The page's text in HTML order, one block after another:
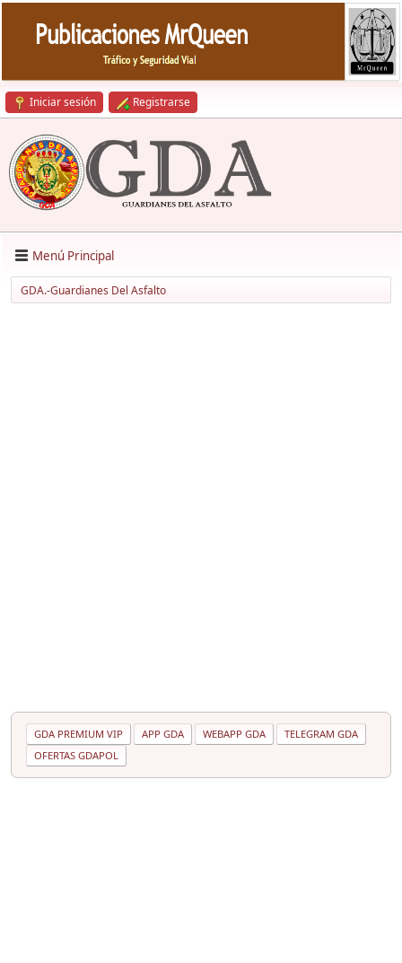
Iniciar sesión Registrarse
Menú Principal
GDA.-Guardianes Del Asfalto
GDA PREMIUM VIP APP GDA WEBAPP GDA
TELEGRAM GDA
OFERTAS GDAPOL